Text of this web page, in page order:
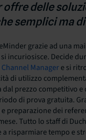
offre delle
semplici ma
grazie ad una
incuriosisce. Decide
Channel Managere si
di utilizzo
dal prezzo competitivo
di prova gratuita.
preparazione dei
Tutto lo staff di
risparmiare tempo e